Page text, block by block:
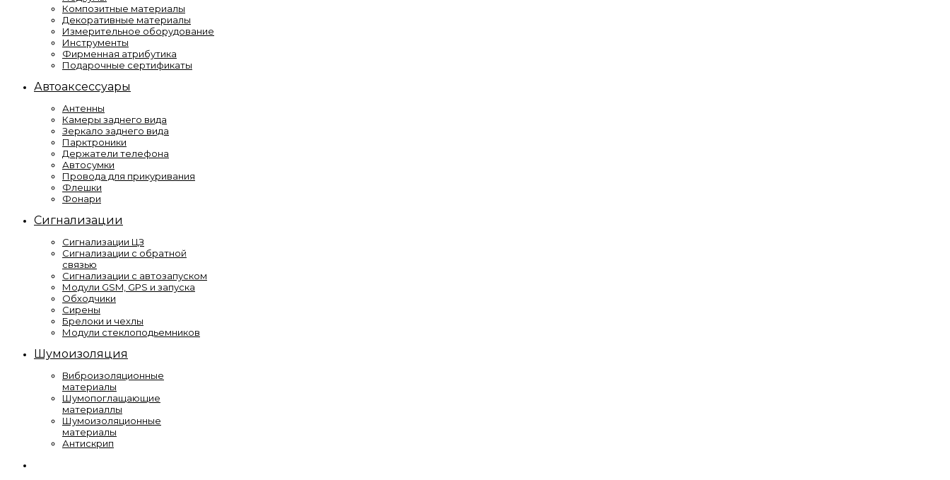
Композитные материалы
Декоративные материалы
Измерительное оборудование
Инструменты
Фирменная атрибутика
Подарочные сертификаты
Автоаксессуары
Антенны
Камеры заднего вида
Зеркало заднего вида
Парктроники
Держатели телефона
Автосумки
Провода для прикуривания
Флешки
Фонари
Сигнализации
Сигнализации ЦЗ
Сигнализации с обратной
связью
Сигнализации с автозапуском
Модули GSM, GPS и запуска
Обходчики
Сирены
Брелоки и чехлы
Модули стеклоподьемников
Шумоизоляция
Виброизоляционные
материалы
Шумопоглащающие
материаллы
Шумоизоляционные
материалы
Антискрип